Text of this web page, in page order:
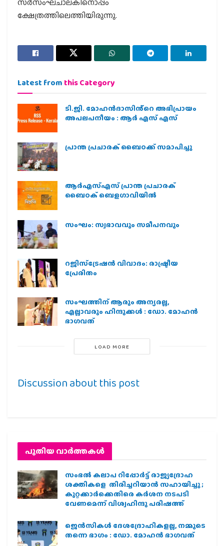
ക്ഷേത്രത്തിലെത്തിയിരുന്നു.
Latest from this Category
ടി.ജി. മോഹൻദാസിൻ്റെ അഭിപ്രായം
അപലപനീയം : ആർ എസ് എസ്
പ്രാന്ത പ്രചാരക് ബൈഠക്ക് സമാപിച്ചു
ആർഎസ്എസ് പ്രാന്ത പ്രചാരക്
ബൈഠക് ബെളഗാവിയിൽ
സംഘം: സ്വഭാവവും സമീപനവും
റജിസ്ട്രേഷൻ വിവാദം: രാഷ്ട്രീയ
പ്രേരിതം
സംഘത്തിന് ആരും അന്യരല്ല,
എല്ലാവരും ഹിന്ദുക്കൾ : ഡോ. മോഹൻ
ഭാഗവത്
LOAD MORE
Discussion about this post
പുതിയ വാര്‍ത്തകള്‍
സംഭൽ കലാപ റിപ്പോർട്ട് രാജ്യദ്രോഹ
ശക്തികളെ തിരിച്ചറിയാൻ സഹായിച്ചു ;
കുറ്റക്കാർക്കെതിരെ കർശന നടപടി
വേണമെന്ന് വിശ്വഹിന്ദു പരിഷത്ത്
ജെന്‍സികള്‍ ദേശദ്രോഹികളല്ല, നമ്മുടെ
തന്നെ ഭാഗം : ഡോ. മോഹന്‍ ഭാഗവത്